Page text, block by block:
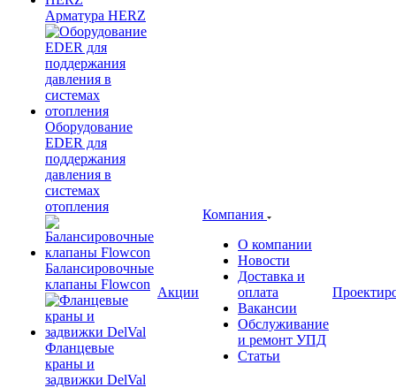
Арматура HERZ
Оборудование
EDER для
поддержания
давления в
системах
отопления
Балансировочные
клапаны Flowcon
Фланцевые
краны и
задвижки DelVal
Акции
Компания
О компании
Новости
Доставка и
оплата
Вакансии
Обслуживание
и ремонт УПД
Статьи